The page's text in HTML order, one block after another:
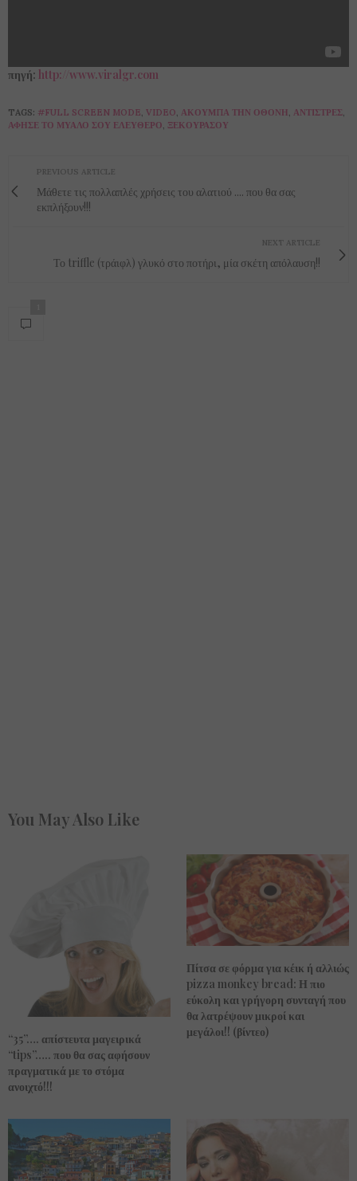
πηγή: http://www.viralgr.com
TAGS: #FULL SCREEN MODE, VIDEO, ΑΚΟΎΜΠΑ ΤΗΝ ΟΘΌΝΗ, ΑΝΤΙΣΤΡΈΣ,
ΆΦΗΣΕ ΤΟ ΜΥΑΛΌ ΣΟΥ ΕΛΕΎΘΕΡΟ, ΞΕΚΟΥΡΆΣΟΥ
PREVIOUS ARTICLE
Μάθετε τις πολλαπλές χρήσεις του αλατιού .... που θα σας
εκπλήξουν!!!
NEXT ARTICLE
Το triffle (τράιφλ) γλυκό στο ποτήρι, μία σκέτη απόλαυση!!
You May Also Like
“35”…. απίστευτα μαγειρικά
“tips”….. που θα σας αφήσουν
πραγματικά με το στόμα
ανοιχτό!!!
Πίτσα σε φόρμα για κέικ ή αλλιώς
pizza monkey bread: Η πιο
εύκολη και γρήγορη συνταγή που
θα λατρέψουν μικροί και
μεγάλοι!! (βίντεο)